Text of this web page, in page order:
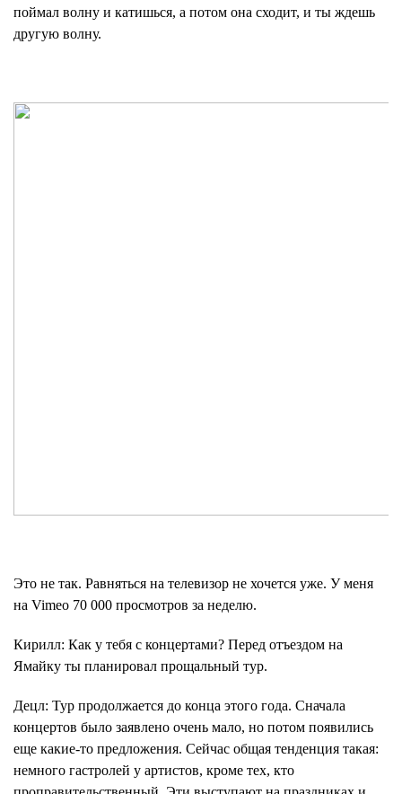
поймал волну и катишься, а потом она сходит, и ты ждешь
другую волну.
Это не так. Равняться на телевизор не хочется уже. У меня
на Vimeo 70 000 просмотров за неделю.
Кирилл: Как у тебя с концертами? Перед отъездом на
Ямайку ты планировал прощальный тур.
Децл: Тур продолжается до конца этого года. Сначала
концертов было заявлено очень мало, но потом появились
еще какие-то предложения. Сейчас общая тенденция такая:
немного гастролей у артистов, кроме тех, кто